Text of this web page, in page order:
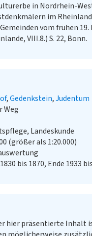
in Nordrhein-
im Rheinland
vom frühen
VIII.8.) S. 22, Bonn.
Gedenkstein Judentum
Weg
Landeskunde
(größer als 1:20.000)
bis 1870, Ende 1933
hier präsentierte Inhalt